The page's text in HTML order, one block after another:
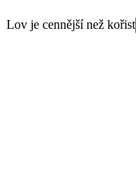
Lov je cennější než kořist